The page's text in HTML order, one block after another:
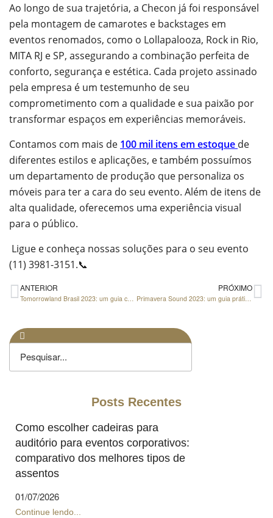
Ao longo de sua trajetória, a Checon já foi responsável
pela montagem de camarotes e backstages em
eventos renomados, como o Lollapalooza, Rock in Rio,
MITA RJ e SP, assegurando a combinação perfeita de
conforto, segurança e estética. Cada projeto assinado
pela empresa é um testemunho de seu
comprometimento com a qualidade e sua paixão por
transformar espaços em experiências memoráveis.
Contamos com mais de 100 mil itens em estoque de
diferentes estilos e aplicações, e também possuímos
um departamento de produção que personaliza os
móveis para ter a cara do seu evento. Além de itens de
alta qualidade, oferecemos uma experiência visual
para o público.
Ligue e conheça nossas soluções para o seu evento
(11) 3981-3151.📞
ANTERIOR PRÓXIMO
Primavera Sound 2023: um guia prático de tudo que você precisa saber para aproveitar ao máximo
Posts Recentes
Como escolher cadeiras para
auditório para eventos corporativos:
comparativo dos melhores tipos de
assentos
01/07/2026
Continue lendo...